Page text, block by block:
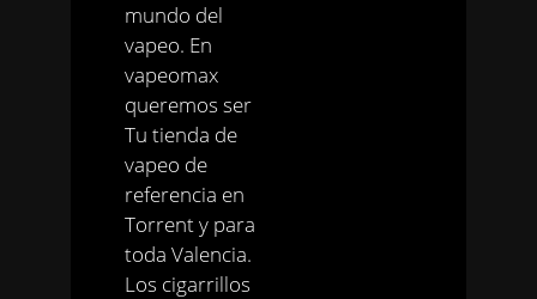
mundo del
vapeo. En
vapeomax
queremos ser
Tu tienda de
vapeo de
referencia en
Torrent y para
toda Valencia.
Los cigarrillos